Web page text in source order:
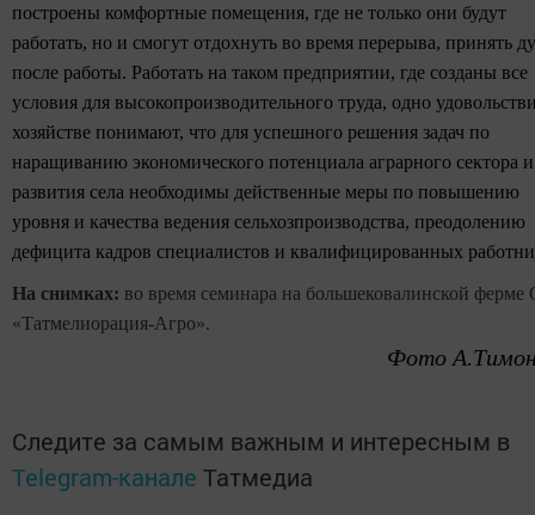
построены комфортные помещения, где не только они будут
работать, но и смогут отдохнуть во время перерыва, принять
после работы. Работать на таком предприятии, где созданы все
условия для высокопроизводительного труда, одно
хозяйстве понимают, что для успешного решения задач по
наращиванию экономического потенциала аграрного сектора и
развития села необходимы действенные меры по повышению
уровня и качества ведения сельхозпроизводства, преодолению
дефицита кадров специалистов и квалифицированных
На снимках: во время семинара на большековалинской
«Татмелиорация-Агро».
Фото
Следите за самым важным и интересным в
Telegram-канале Татмедиа